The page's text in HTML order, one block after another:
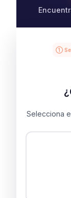
①
Selecciona